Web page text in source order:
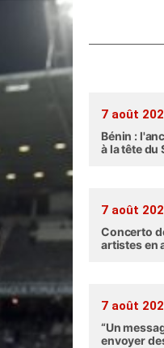
7 août
Bénin :
à la tête du
7 août
Concerto
artistes en
7 août
“Un
envoyer